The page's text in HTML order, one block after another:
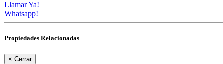
Llamar Ya!
Whatsapp!
Propiedades Relacionadas
× Cerrar